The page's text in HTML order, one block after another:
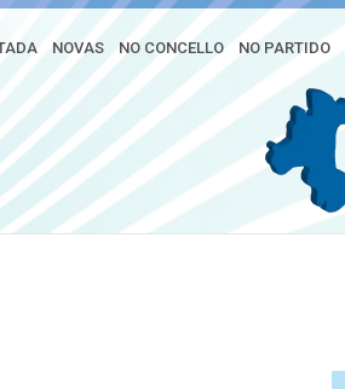
NOVAS NO CONCELLO NO PARTIDO
tráfico, menos